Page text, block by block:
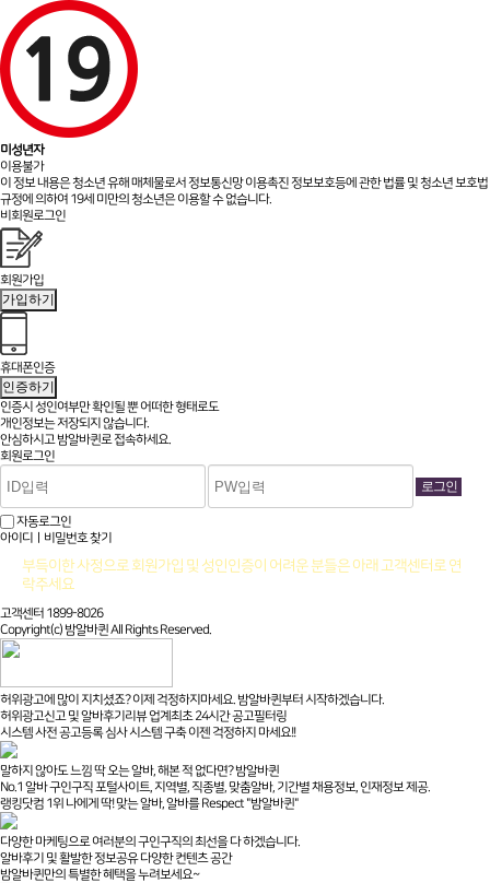
미성년자
이용불가
이 정보 내용은 청소년 유해 매체물로서 정보통신망 이용촉진 정보보호등에 관한 법률 및 청소년 보호법
규정에 의하여 19세 미만의 청소년은 이용할 수 없습니다.
비회원로그인
회원가입
가입하기
휴대폰인증
인증하기
인증시 성인여부만 확인될 뿐어떠한 형태로도
개인정보는 저장되지 않습니다.
안심하시고 밤알바퀸로 접속하세요.
회원로그인
자동로그인
아이디ㅣ비밀번호 찾기
부득이한 사정으로 회원가입 및 성인인증이 어려운 분들은 아래 고객센터로 연
락주세요
고객센터 1899-8026
Copyright(c) 밤알바퀸 All Rights Reserved.
허위광고에 많이 지치셨죠? 이제 걱정하지마세요. 밤알바퀸부터 시작하겠습니다.
허위광고신고 및 알바후기리뷰 업계최초 24시간 공고필터링
시스템 사전 공고등록 심사 시스템 구축 이젠 걱정하지 마세요!!
말하지 않아도 느낌 딱 오는 알바, 해본 적 없다면? 밤알바퀸
No.1 알바 구인구직 포털사이트, 지역별, 직종별, 맞춤알바, 기간별 채용정보, 인재정보 제공.
랭킹닷컴 1위 나에게 딱! 맞는 알바, 알바를 Respect "밤알바퀸"
다양한 마케팅으로 여러분의 구인구직의 최선을 다 하겠습니다.
알바후기 및 활발한 정보공유 다양한 컨텐츠 공간
밤알바퀸만의 특별한 혜택을 누려보세요~